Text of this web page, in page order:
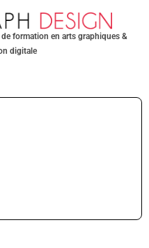
de formation en arts graphiques &
digitale